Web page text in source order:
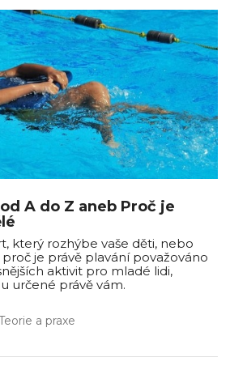
A do Z aneb Proč je
který rozhýbe vaše děti, nebo
je právě plavání považováno
aktivit pro mladé lidi,
určené právě vám.
a praxe